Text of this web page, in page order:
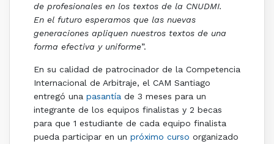
de profesionales en los textos de la CNUDMI.
En el futuro esperamos que las nuevas
generaciones apliquen nuestros textos de una
forma efectiva y uniforme”.
En su calidad de patrocinador de la Competencia
Internacional de Arbitraje, el CAM Santiago
entregó una pasantía de 3 meses para un
integrante de los equipos finalistas y 2 becas
para que 1 estudiante de cada equipo finalista
pueda participar en un próximo curso organizado